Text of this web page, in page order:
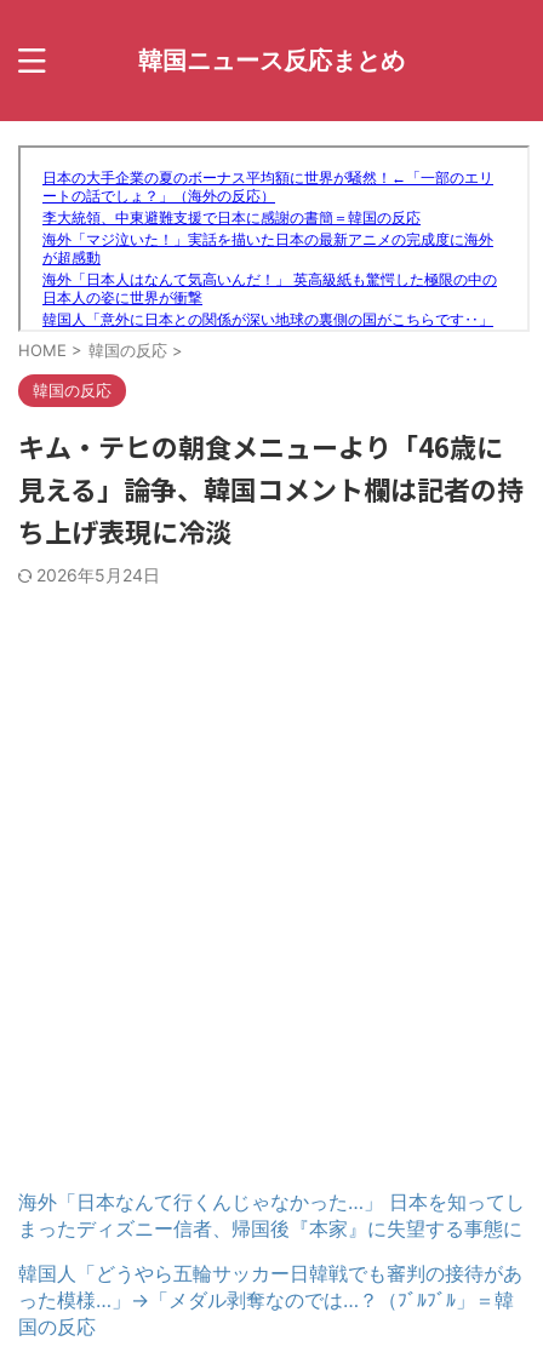
韓国ニュース反応まとめ
HOME > 韓国の反応 >
韓国の反応
キム・テヒの朝食メニューより「46歳に
見える」論争、韓国コメント欄は記者の持
ち上げ表現に冷淡
2026年5月24日
海外「日本なんて行くんじゃなかった…」 日本を知ってし
まったディズニー信者、帰国後『本家』に失望する事態に
韓国人「どうやら五輪サッカー日韓戦でも審判の接待があ
った模様…」→「メダル剥奪なのでは…？（ﾌﾞﾙﾌﾞﾙ」＝韓
国の反応